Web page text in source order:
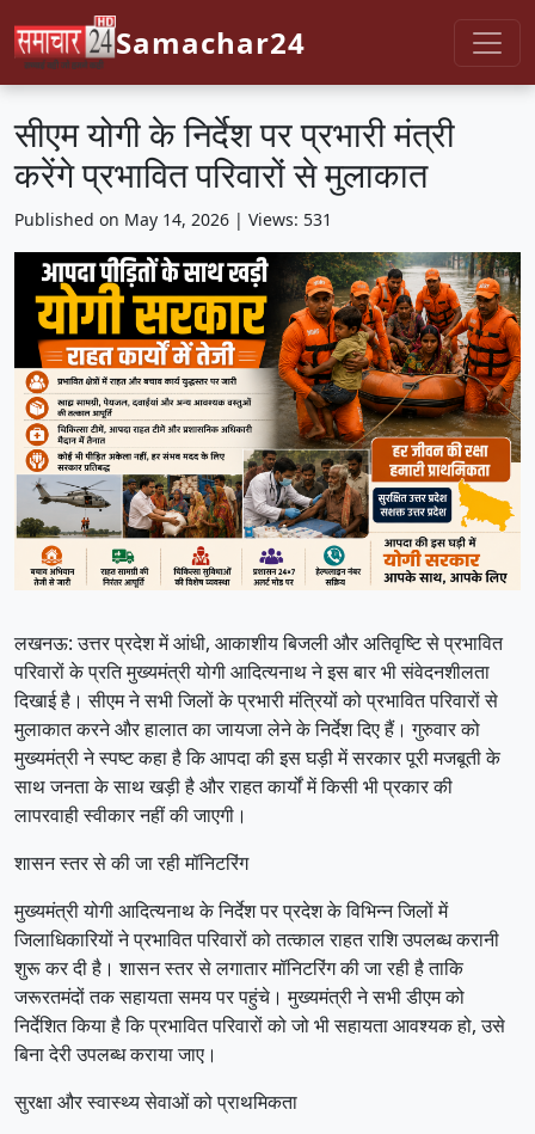
Samachar24
सीएम योगी के निर्देश पर प्रभारी मंत्री
करेंगे प्रभावित परिवारों से मुलाकात
Published on May 14, 2026 | Views: 531
लखनऊ: उत्तर प्रदेश में आंधी, आकाशीय बिजली और अतिवृष्टि से प्रभावित
परिवारों के प्रति मुख्यमंत्री योगी आदित्यनाथ ने इस बार भी संवेदनशीलता
दिखाई है। सीएम ने सभी जिलों के प्रभारी मंत्रियों को प्रभावित परिवारों से
मुलाकात करने और हालात का जायजा लेने के निर्देश दिए हैं। गुरुवार को
मुख्यमंत्री ने स्पष्ट कहा है कि आपदा की इस घड़ी में सरकार पूरी मजबूती के
साथ जनता के साथ खड़ी है और राहत कार्यों में किसी भी प्रकार की
लापरवाही स्वीकार नहीं की जाएगी।
शासन स्तर से की जा रही मॉनिटरिंग
मुख्यमंत्री योगी आदित्यनाथ के निर्देश पर प्रदेश के विभिन्न जिलों में
जिलाधिकारियों ने प्रभावित परिवारों को तत्काल राहत राशि उपलब्ध करानी
शुरू कर दी है। शासन स्तर से लगातार मॉनिटरिंग की जा रही है ताकि
जरूरतमंदों तक सहायता समय पर पहुंचे। मुख्यमंत्री ने सभी डीएम को
निर्देशित किया है कि प्रभावित परिवारों को जो भी सहायता आवश्यक हो, उसे
बिना देरी उपलब्ध कराया जाए।
सुरक्षा और स्वास्थ्य सेवाओं को प्राथमिकता